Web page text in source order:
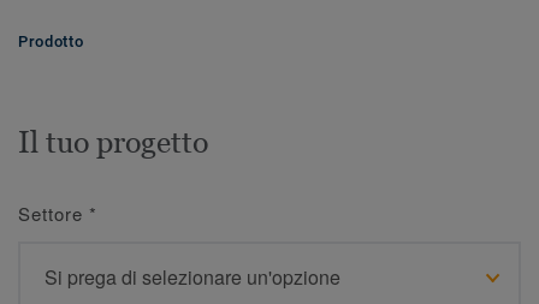
Prodotto
Il tuo progetto
Settore *